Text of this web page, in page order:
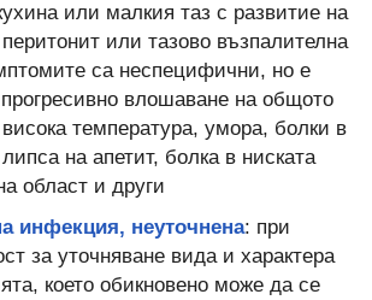
или малкия таз с развитие на
или тазово възпалителна
са неспецифични, но е
прогресивно влошаване на общото
температура, умора, болки в
на апетит, болка в ниската
област и други
инфекция, неуточнена: при
за уточняване вида и характера
което обикновено може да се